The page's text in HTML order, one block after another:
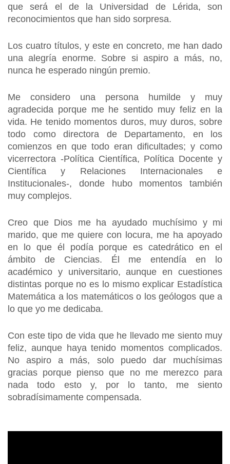
que será el de la Universidad de Lérida, son
reconocimientos que han sido sorpresa.
Los cuatro títulos, y este en concreto, me han dado
una alegría enorme. Sobre si aspiro a más, no,
nunca he esperado ningún premio.
Me considero una persona humilde y muy
agradecida porque me he sentido muy feliz en la
vida. He tenido momentos duros, muy duros, sobre
todo como directora de Departamento, en los
comienzos en que todo eran dificultades; y como
vicerrectora -Política Científica, Política Docente y
Científica y Relaciones Internacionales e
Institucionales-, donde hubo momentos también
muy complejos.
Creo que Dios me ha ayudado muchísimo y mi
marido, que me quiere con locura, me ha apoyado
en lo que él podía porque es catedrático en el
ámbito de Ciencias. Él me entendía en lo
académico y universitario, aunque en cuestiones
distintas porque no es lo mismo explicar Estadística
Matemática a los matemáticos o los geólogos que a
lo que yo me dedicaba.
Con este tipo de vida que he llevado me siento muy
feliz, aunque haya tenido momentos complicados.
No aspiro a más, solo puedo dar muchísimas
gracias porque pienso que no me merezco para
nada todo esto y, por lo tanto, me siento
sobradísimamente compensada.